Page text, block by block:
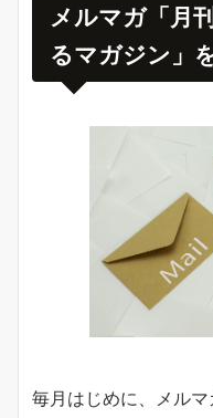
メルマガ「月
るマガジン」
毎月はじめに、メル